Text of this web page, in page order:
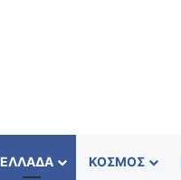
ΕΛΛΆΔΑ ΚΌΣΜΟΣ